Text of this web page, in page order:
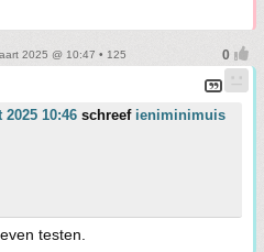
2025 @ 10:47 • 125
10:46 schreef ieniminimuis
testen.